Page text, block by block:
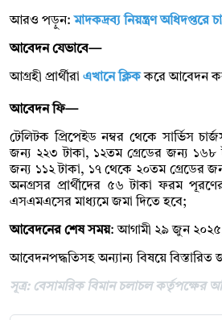
আরও পড়ুন:মাদকদ্রব্য নিয়ন্ত্রণ অধিদপ্তরে
আবেদন যেভাবে—
আগ্রহী প্রার্থীরা এখানে ক্লিককরে আবেদন
আবেদন ফি—
টেলিটক প্রিপেইড নম্বর থেকে সার্ভিস
জন্য ২২৩ টাকা, ১২তম গ্রেডের জন্য ১৬৮
জন্য ১১২ টাকা, ১৭ থেকে ২০তম গ্রেডের
অনগ্রসর প্রার্থীদের ৫৬ টাকা ফরম
এসএমএসের মাধ্যমে জমা দিতে হবে;
আবেদনের শেষ সময়: আগামী ২৯ জুন
আবেদনপদ্ধতিসহ অন্যান্য বিষয়ে বিস্তারিত
সূত্র: বেসামরিক বিমান চলাচল কর্তৃপক্ষের